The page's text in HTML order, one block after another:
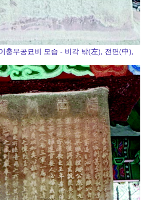
충무공묘비 모습 - 비각 밖(左), 전면(中),